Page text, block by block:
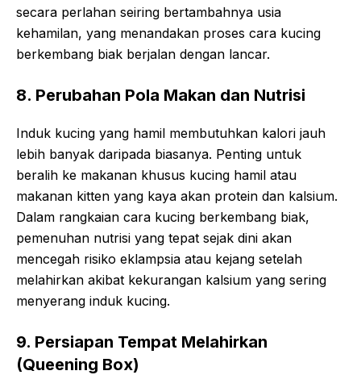
secara perlahan seiring bertambahnya usia
kehamilan, yang menandakan proses cara kucing
berkembang biak berjalan dengan lancar.
8. Perubahan Pola Makan dan Nutrisi
Induk kucing yang hamil membutuhkan kalori jauh
lebih banyak daripada biasanya. Penting untuk
beralih ke makanan khusus kucing hamil atau
makanan kitten yang kaya akan protein dan kalsium.
Dalam rangkaian cara kucing berkembang biak,
pemenuhan nutrisi yang tepat sejak dini akan
mencegah risiko eklampsia atau kejang setelah
melahirkan akibat kekurangan kalsium yang sering
menyerang induk kucing.
9. Persiapan Tempat Melahirkan
(Queening Box)